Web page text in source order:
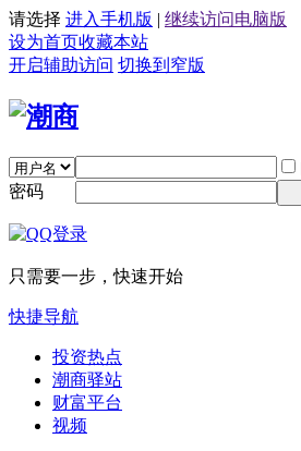
请选择 进入手机版 | 继续访问电脑版
设为首页收藏本站
开启辅助访问 切换到窄版
密码
只需要一步，快速开始
快捷导航
投资热点
潮商驿站
财富平台
视频